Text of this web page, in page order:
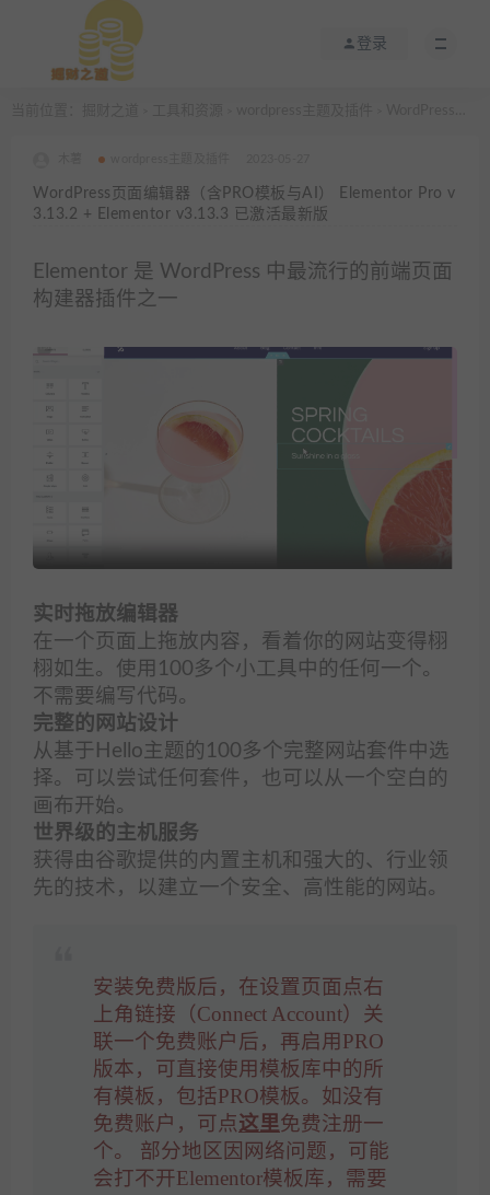
登录
WordPress页面编辑器（含PRO模板与AI） Elementor Pro v
3.13.2 + Elementor v3.13.3 已激活最新版
Elementor 是 WordPress 中最流行的前端页面
构建器插件之一
实时拖放编辑器
在一个页面上拖放内容，看着你的网站变得栩
栩如生。使用100多个小工具中的任何一个。
不需要编写代码。
完整的网站设计
从基于Hello主题的100多个完整网站套件中选
择。可以尝试任何套件，也可以从一个空白的
画布开始。
世界级的主机服务
获得由谷歌提供的内置主机和强大的、行业领
先的技术，以建立一个安全、高性能的网站。
安装免费版后，在设置页面点右
上角链接（Connect Account）关
联一个免费账户后，再启用PRO
版本，可直接使用模板库中的所
有模板，包括PRO模板。如没有
免费账户，可点这里免费注册一
个。 部分地区因网络问题，可能
会打不开Elementor模板库，需要